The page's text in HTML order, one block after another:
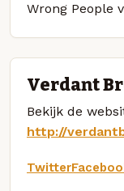
Wrong People
Verdant
Bekijk de
http://
Twitter